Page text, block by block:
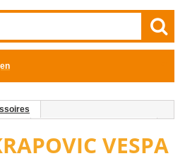
125 E4
VESPA